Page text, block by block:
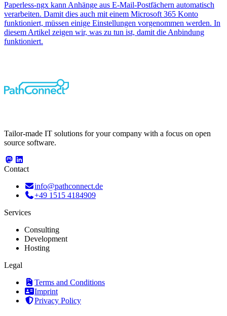
Paperless-ngx kann Anhänge aus E-Mail-Postfächern automatisch
verarbeiten. Damit dies auch mit einem Microsoft 365 Konto
funktioniert, müssen einige Einstellungen vorgenommen werden. In
diesem Artikel zeigen wir, was zu tun ist, damit die Anbindung
funktioniert.
Tailor-made IT solutions for your company with a focus on open
source software.
Contact
info@pathconnect.de
+49 1515 4184909
Services
Consulting
Development
Hosting
Legal
Terms and Conditions
Imprint
Privacy Policy